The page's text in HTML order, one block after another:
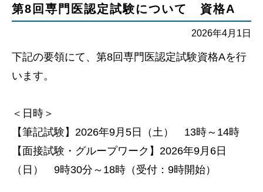
第8回専門医認定試験について 資格A
2026年4月1日
下記の要領にて、第8回専門医認定試験資格Aを行
います。
＜日時＞
【筆記試験】2026年9月5日（土） 13時～14時
【面接試験・グループワーク】2026年9月6日
（日） 9時30分～18時（受付：9時開始）